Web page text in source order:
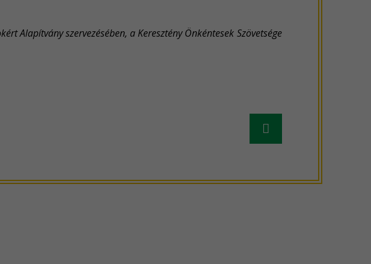
Alapítvány szervezésében, a Keresztény Önkéntesek Szövetsége
Régebbi
hír